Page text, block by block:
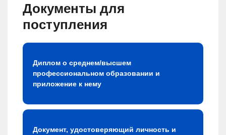
Документы для
поступления
Диплом о среднем/высшем
профессиональном образовании и
приложение к нему
Документ, удостоверяющий личность и